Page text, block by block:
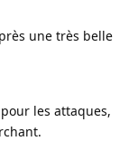
une très belle
les attaques,